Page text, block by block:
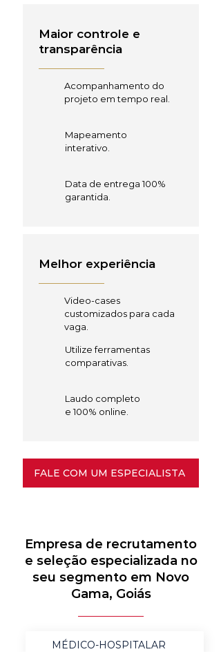
Maior controle e
transparência
Acompanhamento do
projeto em tempo real.
Mapeamento
interativo.
Data de entrega 100%
garantida.
Melhor experiência
Video-cases
customizados para cada
vaga.
Utilize ferramentas
comparativas.
Laudo completo
e 100% online.
FALE COM UM ESPECIALISTA
Empresa de recrutamento
e seleção especializada no
seu segmento em Novo
Gama, Goiás
MÉDICO-HOSPITALAR